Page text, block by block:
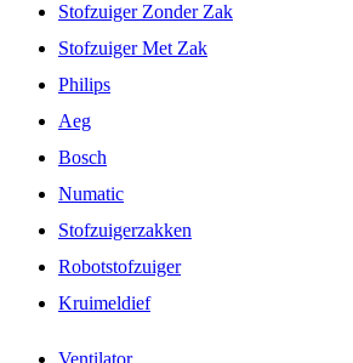
Stofzuiger Zonder Zak
Stofzuiger Met Zak
Philips
Aeg
Bosch
Numatic
Stofzuigerzakken
Robotstofzuiger
Kruimeldief
Ventilator